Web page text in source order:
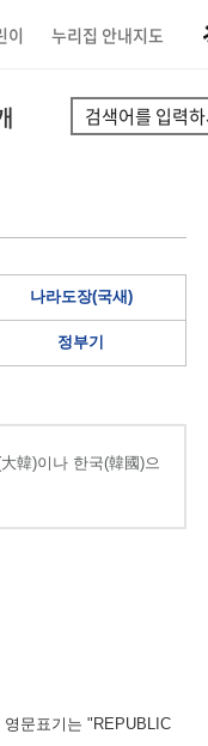
이 누리집 안내지도
나라도장(국새)
정부기
韓)이나 한국(韓國)으
문표기는 "REPUBLIC